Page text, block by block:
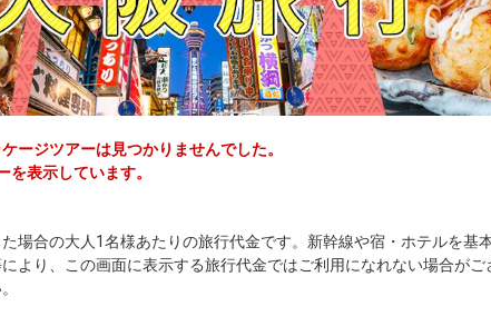
ージツアーは見つかりませんでした。
を表示しています。
場合の大人1名様あたりの旅行代金です。新幹線や宿・ホテルを
より、この画面に表示する旅行代金ではご利用になれない場合が